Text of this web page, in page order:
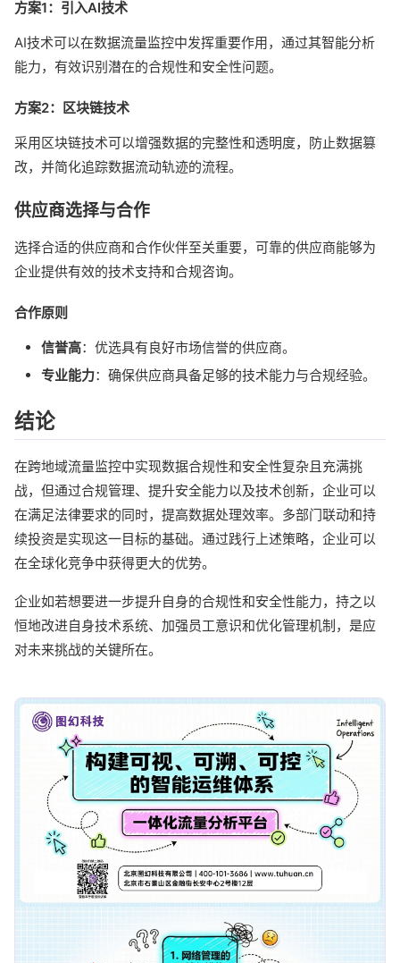
方案1：引入AI技术
AI技术可以在数据流量监控中发挥重要作用，通过其智能分析
能力，有效识别潜在的合规性和安全性问题。
方案2：区块链技术
采用区块链技术可以增强数据的完整性和透明度，防止数据篡
改，并简化追踪数据流动轨迹的流程。
供应商选择与合作
选择合适的供应商和合作伙伴至关重要，可靠的供应商能够为
企业提供有效的技术支持和合规咨询。
合作原则
信誉高：优选具有良好市场信誉的供应商。
专业能力：确保供应商具备足够的技术能力与合规经验。
结论
在跨地域流量监控中实现数据合规性和安全性复杂且充满挑
战，但通过合规管理、提升安全能力以及技术创新，企业可以
在满足法律要求的同时，提高数据处理效率。多部门联动和持
续投资是实现这一目标的基础。通过践行上述策略，企业可以
在全球化竞争中获得更大的优势。
企业如若想要进一步提升自身的合规性和安全性能力，持之以
恒地改进自身技术系统、加强员工意识和优化管理机制，是应
对未来挑战的关键所在。